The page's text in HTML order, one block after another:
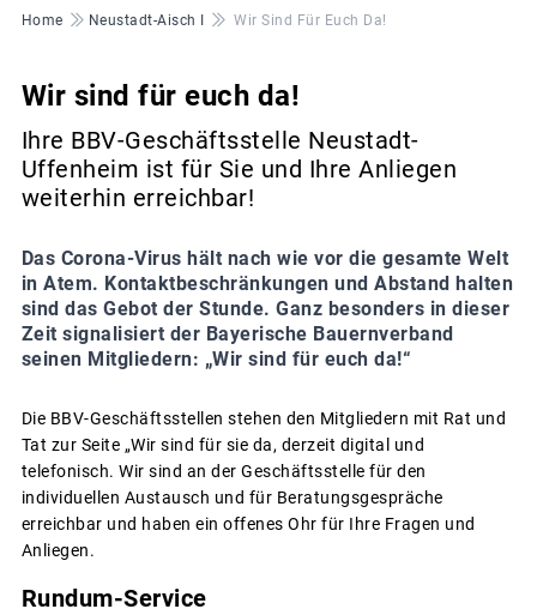
Pfadnavigation
Home Neustadt-Aisch I Wir Sind Für Euch Da!
Wir sind für euch da!
Ihre BBV-Geschäftsstelle Neustadt-
Uffenheim ist für Sie und Ihre Anliegen
weiterhin erreichbar!
Das Corona-Virus hält nach wie vor die gesamte Welt
in Atem. Kontaktbeschränkungen und Abstand halten
sind das Gebot der Stunde. Ganz besonders in dieser
Zeit signalisiert der Bayerische Bauernverband
seinen Mitgliedern: „Wir sind für euch da!“
Die BBV-Geschäftsstellen stehen den Mitgliedern mit Rat und
Tat zur Seite „Wir sind für sie da, derzeit digital und
telefonisch. Wir sind an der Geschäftsstelle für den
individuellen Austausch und für Beratungsgespräche
erreichbar und haben ein offenes Ohr für Ihre Fragen und
Anliegen.
Rundum-Service